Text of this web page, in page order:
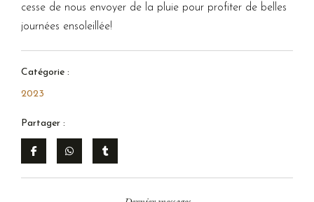
cesse de nous envoyer de la pluie pour profiter de belles
journées ensoleillée!
Catégorie :
2023
Partager :